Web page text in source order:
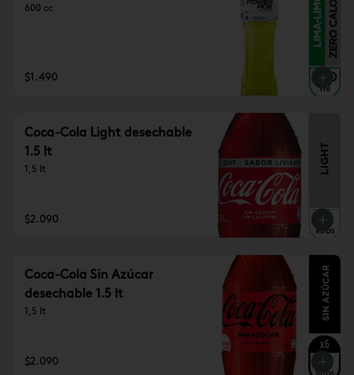
600 cc
$1.490
Coca-Cola Light desechable
1.5 lt
1,5 lt
$2.090
Coca-Cola Sin Azúcar
desechable 1.5 lt
1,5 lt
$2.090